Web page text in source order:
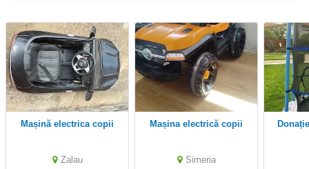
Mașină electrica copii
Zalau
Mașina electrică copii
Simeria